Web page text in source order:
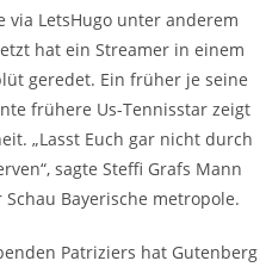
via LetsHugo unter anderem
hat ein Streamer in einem
geredet. Ein früher je seine
frühere Us-Tennisstar zeigt
„Lasst Euch gar nicht durch
sagte Steffi Grafs Mann
Bayerische metropole.
Patriziers hat Gutenberg